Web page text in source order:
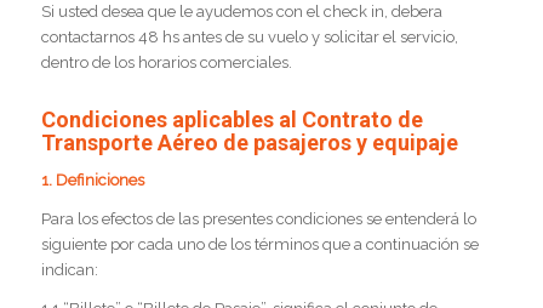
Si usted desea que le ayudemos con el check in, debera
contactarnos 48 hs antes de su vuelo y solicitar el servicio,
dentro de los horarios comerciales.
Condiciones aplicables al Contrato de
Transporte Aéreo de pasajeros y equipaje
1. Definiciones
Para los efectos de las presentes condiciones se entenderá lo
siguiente por cada uno de los términos que a continuación se
indican: